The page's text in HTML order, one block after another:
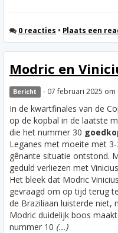
0 reacties • Plaats een
Modric en
Bericht - 07 februari 2025 om
In de kwartfinales van de
op de kopbal in de laatste
die het nummer 30
Leganes met moeite met
gênante situatie ontstond.
geduld verliezen met
Het bleek dat Modric
gevraagd om op tijd terug
de Braziliaan luisterde niet,
Modric duidelijk boos
nummer 10 (...)